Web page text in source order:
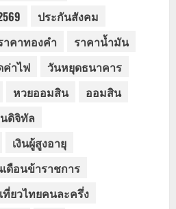
ประกันสังคม
าคาทองคำ
ราคาน้ำมัน
ค่าไฟ
วันหยุดธนาคาร
หวยออมสิน
ออมสิน
นดิจิทัล
เงินผู้สูงอายุ
เดือนข้าราชการ
เที่ยวไทยคนละครึ่ง